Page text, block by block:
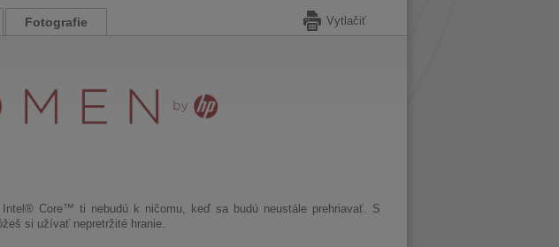
Fotografie Vytlačiť
Core™ ti nebudú k ničomu, keď sa budú neustále prehriavať. S
si užívať nepretržité hranie.